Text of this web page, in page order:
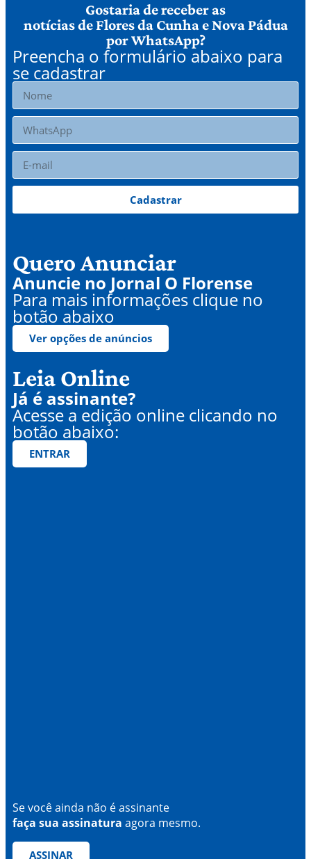
Gostaria de receber as
notícias de Flores da Cunha e Nova Pádua
por WhatsApp?
Preencha o formulário abaixo para
se cadastrar
Cadastrar
Quero Anunciar
Anuncie no Jornal O Florense
Para mais informações clique no
botão abaixo
Ver opções de anúncios
Leia Online
Já é assinante?
Acesse a edição online clicando no
botão abaixo:
ENTRAR
Se você ainda não é assinante
faça sua assinatura agora mesmo.
ASSINAR